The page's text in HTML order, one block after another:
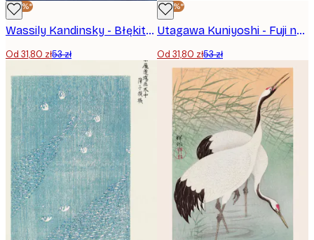
-40%*
Wassily Kandinsky - Błękitny Jeździec Plakat
Od 31,80 zł53 zł
-40%*
Utagawa Kuniyoshi - Fuji no Yukei Plakat
Od 31,80 zł53 zł